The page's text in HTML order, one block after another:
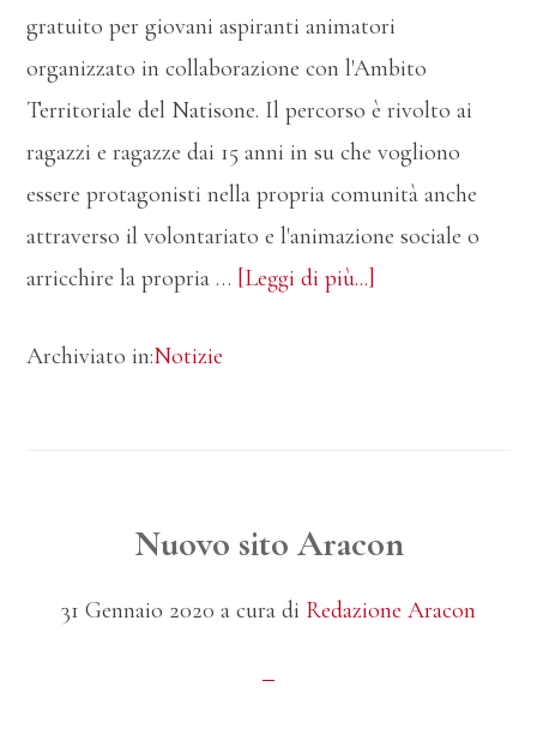
gratuito per giovani aspiranti animatori
organizzato in collaborazione con l'Ambito
Territoriale del Natisone. Il percorso è rivolto ai
ragazzi e ragazze dai 15 anni in su che vogliono
essere protagonisti nella propria comunità anche
attraverso il volontariato e l'animazione sociale o
arricchire la propria … [Leggi di più...]
Archiviato in:Notizie
Nuovo sito Aracon
31 Gennaio 2020 a cura di Redazione Aracon